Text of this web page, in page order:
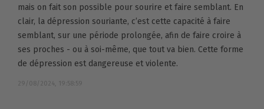
mais on fait son possible pour sourire et faire semblant. En
clair, la dépression souriante, c’est cette capacité à faire
semblant, sur une période prolongée, afin de faire croire à
ses proches - ou à soi-même, que tout va bien. Cette forme
de dépression est dangereuse et violente.
29/08/2024, 19:58:59